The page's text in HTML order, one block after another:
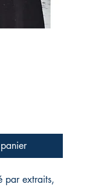
par extraits,